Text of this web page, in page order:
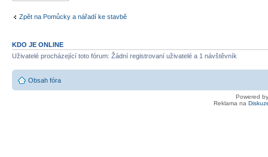
Zpět na Pomůcky a nářadí ke stavbě
KDO JE ONLINE
Uživatelé procházející toto fórum: Žádní registrovaní uživatelé a 1 návštěvník
Obsah fóra
Powered
Reklama na